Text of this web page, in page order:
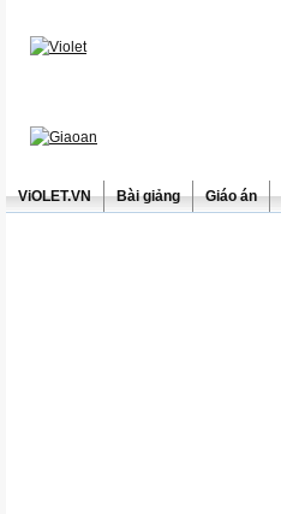
ViOLET.VN Bài giảng Giáo án